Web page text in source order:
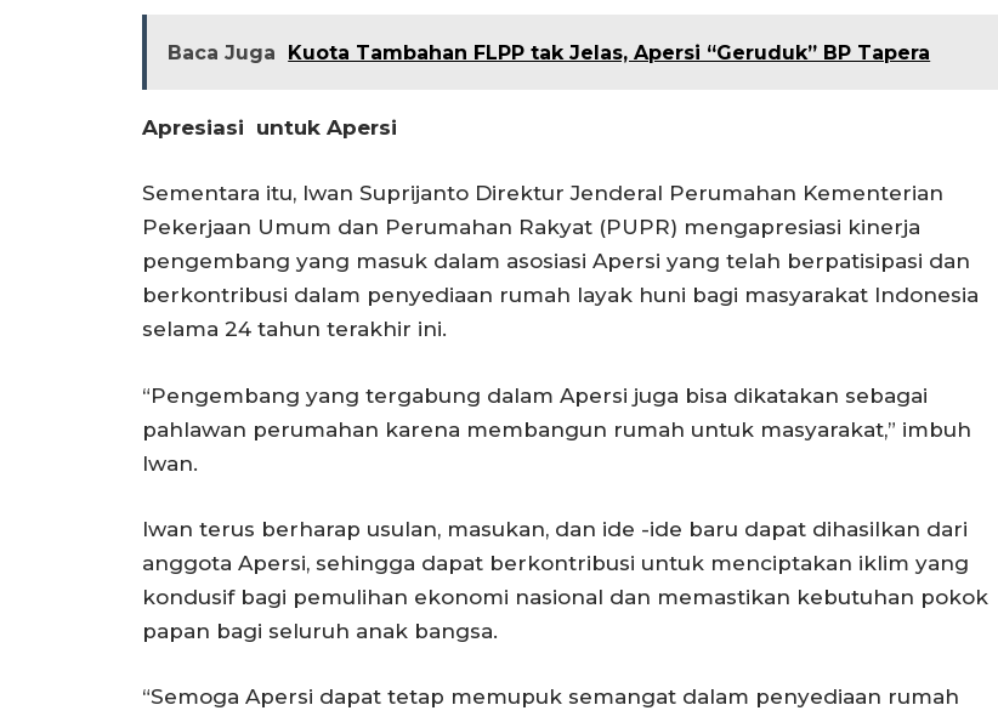
Baca Juga Kuota Tambahan FLPP tak Jelas, Apersi “Geruduk” BP Tapera
Apresiasi untuk Apersi
Sementara itu, Iwan Suprijanto Direktur Jenderal Perumahan Kementerian
Pekerjaan Umum dan Perumahan Rakyat (PUPR) mengapresiasi kinerja
pengembang yang masuk dalam asosiasi Apersi yang telah berpatisipasi dan
berkontribusi dalam penyediaan rumah layak huni bagi masyarakat Indonesia
selama 24 tahun terakhir ini.
“Pengembang yang tergabung dalam Apersi juga bisa dikatakan sebagai
pahlawan perumahan karena membangun rumah untuk masyarakat,” imbuh
Iwan.
Iwan terus berharap usulan, masukan, dan ide -ide baru dapat dihasilkan dari
anggota Apersi, sehingga dapat berkontribusi untuk menciptakan iklim yang
kondusif bagi pemulihan ekonomi nasional dan memastikan kebutuhan pokok
papan bagi seluruh anak bangsa.
“Semoga Apersi dapat tetap memupuk semangat dalam penyediaan rumah